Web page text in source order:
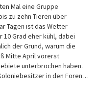
Mal eine Gruppe
zu zehn Tieren über
Tagen ist das Wetter
Grad eher kühl, dabei
der Grund, warum die
Mitte April vorerst
unterbrochen haben.
in den Foren…